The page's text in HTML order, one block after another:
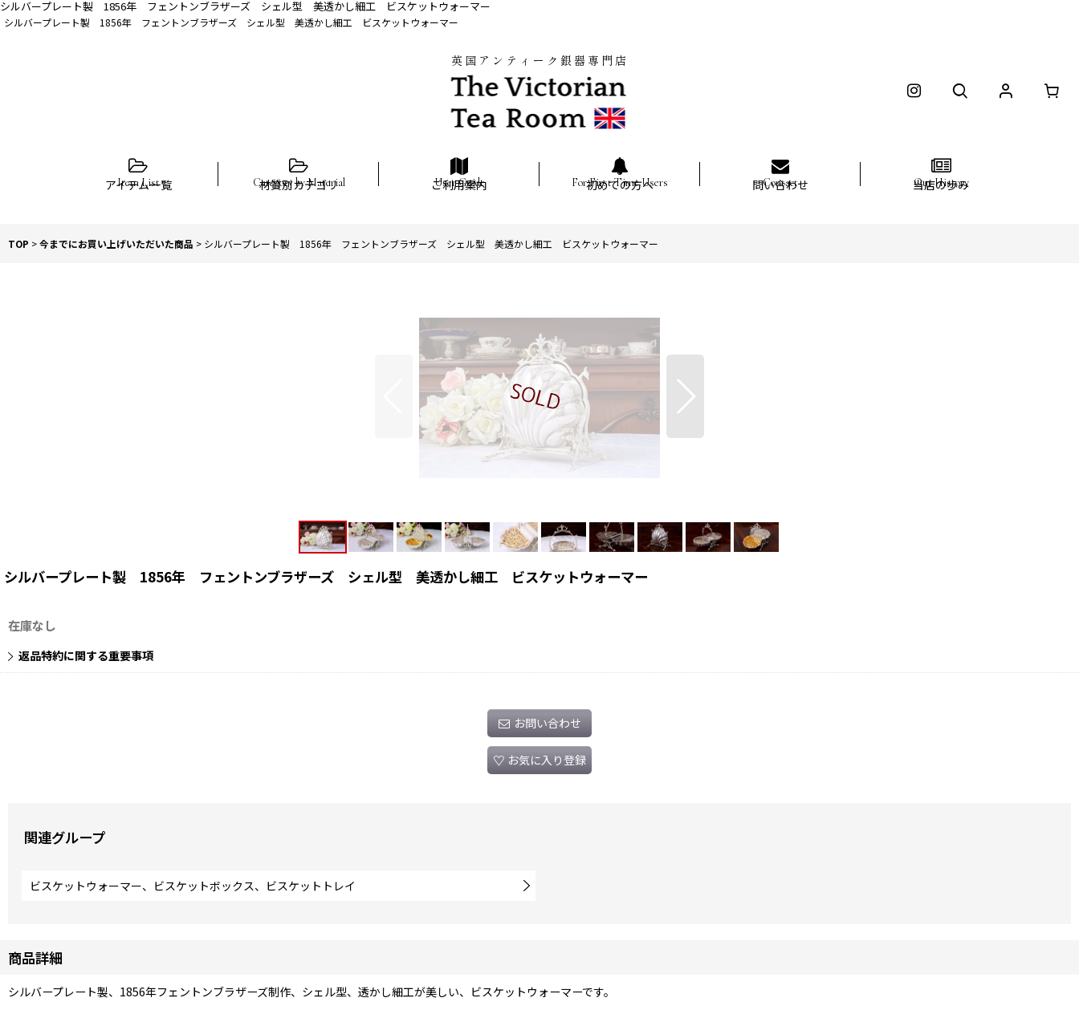
シルバープレート製 1856年 フェントンブラザーズ シェル型 美透かし細工 ビスケットウォーマー
シルバープレート製 1856年 フェントンブラザーズ シェル型 美透かし細工 ビスケットウォーマー
英国アンティーク銀器専門店
アイテム一覧 材質別カテゴリ ご利用案内 初めての方へ 問い合わせ 当店の歩み
TOP >今までにお買い上げいただいた商品 > シルバープレート製 1856年 フェントンブラザーズ シェル型 美透かし細工 ビスケットウォーマー
シルバープレート製 1856年 フェントンブラザーズ シェル型 美透かし細工 ビスケットウォーマー
在庫なし
返品特約に関する重要事項
お問い合わせ
お気に入り登録
関連グループ
ビスケットウォーマー、ビスケットボックス、ビスケットトレイ
商品詳細
シルバープレート製、1856年フェントンブラザーズ制作、シェル型、透かし細工が美しい、ビスケットウォーマーです。